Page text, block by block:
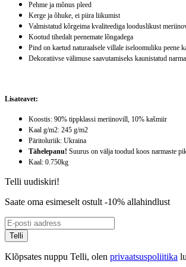
Pehme ja mõnus pleed
Kerge ja õhuke, ei piira liikumist
Valmistatud kõrgeima kvaliteediga looduslikust
Kootud tihedalt peenemate lõngadega
Pind on kaetud naturaalsele villale iseloomuliku peene
Dekoratiivse välimuse saavutamiseks kaunistatud
Lisateavet:
Koostis: 90% tippklassi meriinovill, 10% kašmiir
Kaal g/m2: 245 g/m2
Päritoluriik: Ukraina
Tähelepanu! Suurus on välja toodud koos narmaste
Kaal: 0.750kg
Telli uudiskiri!
Saate oma esimeselt ostult -10% allahindlust
Telli
Klõpsates nuppu Telli, olen privaatsuspoliitika